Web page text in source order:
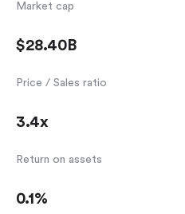
Market cap
$28.40B
Price / Sales ratio
3.4x
Return on assets
0.1%